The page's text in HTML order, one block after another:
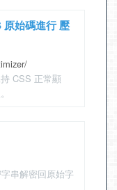
始碼進行 壓
CSS 正常顯
串解密回原始字